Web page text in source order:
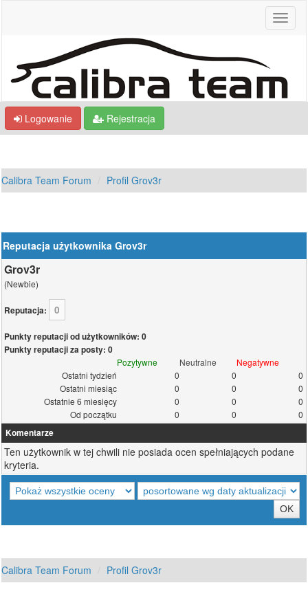
Logowanie Rejestracja
Calibra Team Forum Profil Grov3r
Reputacja użytkownika Grov3r
Grov3r
(Newbie)
Reputacja: 0
Punkty reputacji od użytkowników: 0
Punkty reputacji za posty: 0
Pozytywne
Neutralne
Negatywne
Ostatni tydzień
0 0
0
Ostatni miesiąc
0 0
0
Ostatnie 6 miesięcy
0 0
0
Od początku
0 0
0
Komentarze
Ten użytkownik w tej chwili nie posiada ocen spełniających podane
kryteria.
Calibra Team Forum Profil Grov3r